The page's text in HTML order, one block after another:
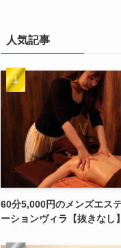
人気記事
60分5,000円のメンズエス
ーションヴィラ【抜きなし】